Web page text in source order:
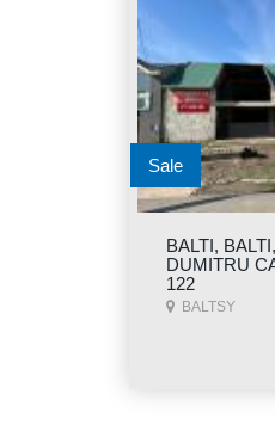
BALTI,
DUMITRU
122
BALTSY
Sale